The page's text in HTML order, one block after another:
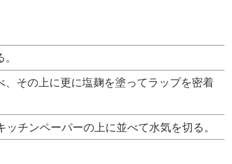
その上に更に塩麹を塗ってラップを密着
チンペーパーの上に並べて水気を切る。